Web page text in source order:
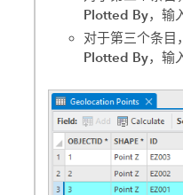
Plotted By，输
对于第三个条目
Plotted By，输